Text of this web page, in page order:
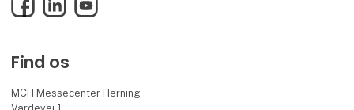
Find os
MCH Messecenter Herning